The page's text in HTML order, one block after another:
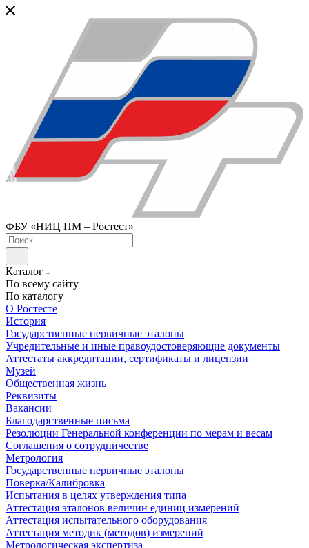
ФБУ «НИЦ ПМ – Ростест»
Каталог
По всему сайту
По каталогу
О Ростесте
История
Государственные первичные эталоны
Учредительные и иные правоудостоверяющие документы
Аттестаты аккредитации, сертификаты и лицензии
Музей
Общественная жизнь
Реквизиты
Вакансии
Благодарственные письма
Резолюции Генеральной конференции по мерам и весам
Соглашения о сотрудничестве
Метрология
Государственные первичные эталоны
Поверка/Калибровка
Испытания в целях утверждения типа
Аттестация эталонов величин единиц измерений
Аттестация испытательного оборудования
Аттестация методик (методов) измерений
Метрологическая экспертиза